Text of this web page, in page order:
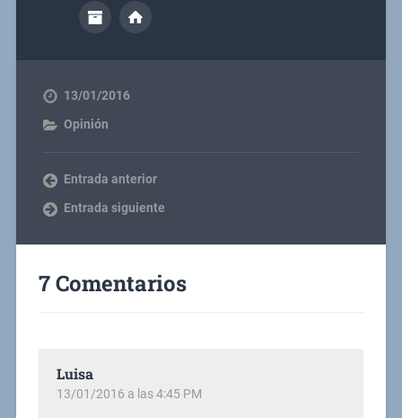
13/01/2016
Opinión
Entrada anterior
Entrada siguiente
7 Comentarios
Luisa
13/01/2016 a las 4:45 PM